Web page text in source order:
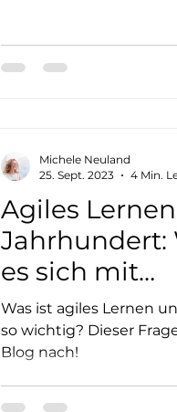
Agiles Lernen
Jahrhundert:
es sich mit
verbindet
Was ist agiles Lernen
so wichtig? Dieser
Blog nach!
Michele Neuland
25. Sept. 2023
4 Min.